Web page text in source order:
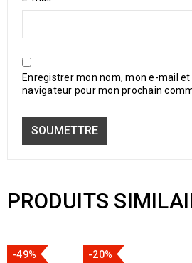
Enregistrer mon nom, mon e-mail
navigateur pour mon prochain
PRODUITS
-49% -20%